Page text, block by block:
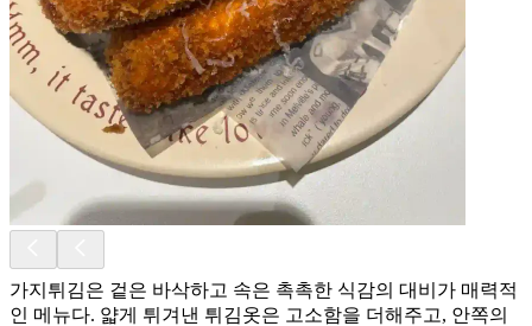
가지튀김은 겉은 바삭하고 속은 촉촉한 식감의 대비가 매력적
인 메뉴다. 얇게 튀겨낸 튀김옷은 고소함을 더해주고, 안쪽의